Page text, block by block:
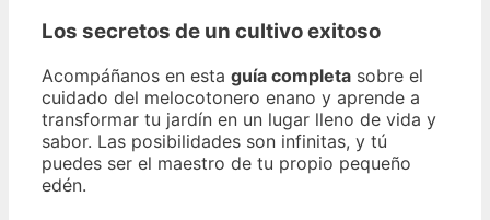
Los secretos de un cultivo exitoso
Acompáñanos en esta guía completa sobre el
cuidado del melocotonero enano y aprende a
transformar tu jardín en un lugar lleno de vida y
sabor. Las posibilidades son infinitas, y tú
puedes ser el maestro de tu propio pequeño
edén.